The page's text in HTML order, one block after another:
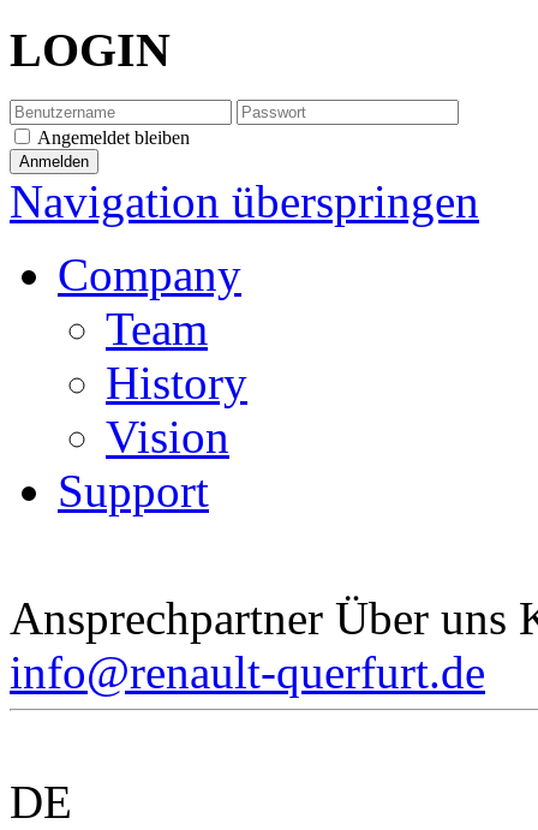
LOGIN
Angemeldet bleiben
Navigation überspringen
Company
Team
History
Vision
Support
Ansprechpartner Über uns
info@renault-querfurt.de
DE